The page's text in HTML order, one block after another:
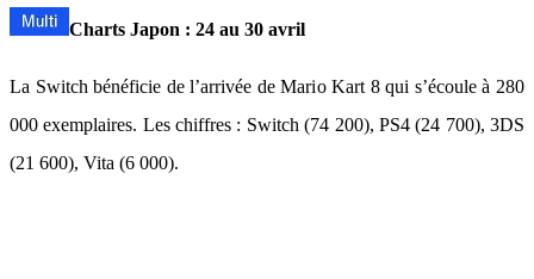
Charts Japon : 24 au 30 avril
La Switch bénéficie de l’arrivée de Mario Kart 8 qui s’écoule à 280
000 exemplaires. Les chiffres : Switch (74 200), PS4 (24 700), 3DS
(21 600), Vita (6 000).